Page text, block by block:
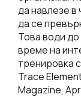
да навлезе в
да се
Това води
време на
тренировка
Trace
Magazine,